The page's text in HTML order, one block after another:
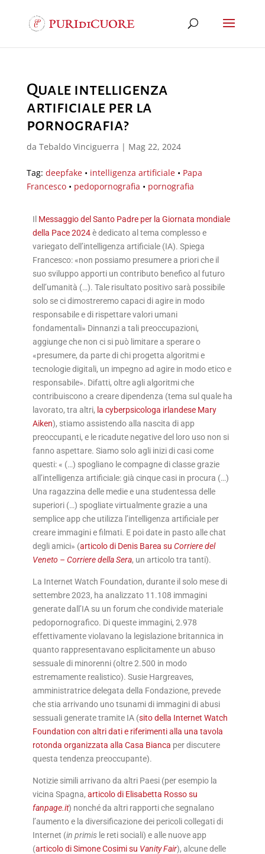
Quale intelligenza
artificiale per la
pornografia?
da Tebaldo Vinciguerra | Mag 22, 2024
Tag: deepfake• intelligenza artificiale• Papa
Francesco• pedopornografia • pornografia
Il Messaggio del Santo Padre per la Giornata mondiale
della Pace 2024è dedicato al tema complesso e
variegato dell’intelligenza artificiale (IA). Spiega
Francesco: «non possiamo presumere a priori che il
suo sviluppo apporti un contributo benefico al futuro
dell’umanità (…). Tale risultato positivo sarà possibile
solo se ci dimostreremo capaci di agire in modo
responsabile e di rispettare valori umani
fondamentali» Dinnanzi a tali preoccupazioni,
aggiunge che non ci si può limitare a sperare o
«presumere, da parte di chi progetta algoritmi e
tecnologie digitali, un impegno ad agire in modo etico e
responsabile». Difatti, oltre agli algoritmi che
contribuiscono a creare dipendenza (tema sul quale ha
lavorato, tra altri, la cyberpsicologa irlandese Mary
Aiken), stiamo assistendo alla nascita di app
preoccupanti, e le ricadute negative del loro uso non si
fanno aspettare. Siamo solo agli inizi di casi come
questi: « (…) spogliano le compagne di classe grazie
all’intelligenza artificiale: già cinque casi in procura (…)
Una ragazzina delle medie e una studentessa delle
superiori (…) spogliate virtualmente grazie a una
semplice app che utilizza l’intelligenza artificiale per
creare immagini e filmati. E poi date in pasto alle chat
degli amici» (articolo di Denis Barea su Corriere del
Veneto – Corriere della Sera, un articolo tra tanti).
La Internet Watch Foundation, durante il solo mese di
settembre 2023, ha analizzato 11.108 immagini
generate dall’IA su un forum che condivide materiale
pedopornografico. Di queste immagini, 2.978
effettivamente violavano la legislazione britannica in
quanto rappresentavano esplicitamente un abuso
sessuale di minorenni (oltre 2.500 in modo
estremamente realistico). Susie Hargreaves,
amministratrice delegata della Fondazione, prevede
che stia arrivando uno tsunami di immagini di abusi
sessuali generate tramite IA (sito della Internet Watch
Foundation con altri dati e riferimenti alla una tavola
rotonda organizzata alla Casa Bianca per discutere
questa tendenza preoccupante).
Notizie simili arrivano da altri Paesi (per esempio la
vicina Spagna, articolo di Elisabetta Rosso su
fanpage.it) nonché da altri rapporti che segnalano
l’aumento e la diversificazione dei pericoli collegati di
Internet (in primisle reti sociali) e alle nuove app
(articolo di Simone Cosimi su Vanity Fair), alcune delle